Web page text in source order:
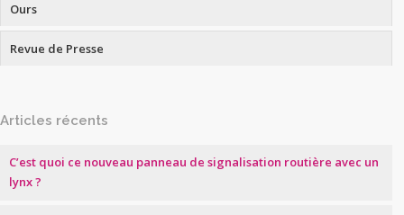
Ours
Revue de Presse
Articles récents
C’est quoi ce nouveau panneau de signalisation routière avec un
lynx ?